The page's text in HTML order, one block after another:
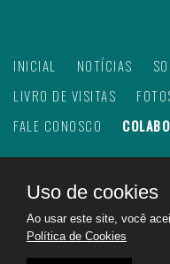
INICIAL NOTÍCIAS
LIVRO DE VISITAS
FALE CONOSCO
2026Web Rádio
reservados.
Feito com
no Brasil
Uso de cookies
Ao usar este site, você
Política de Cookies